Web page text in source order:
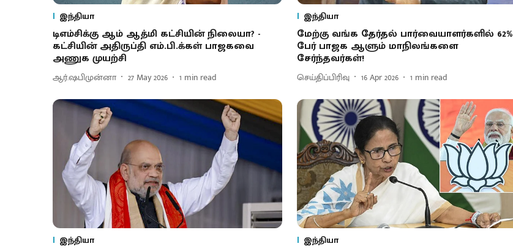
இந்தியா
டிஎம்சிக்கு ஆம் ஆத்மி கட்சியின் நிலையா? -
கட்சியின் அதிருப்தி எம்.பி.க்கள் பாஜகவை
அணுக முயற்சி
ஆர்.ஷபிமுன்னா 27 May 2026 1 min read
இந்தியா
மேற்கு வங்க தேர்தல் பார்வையாளர்களில் 62%
பேர் பாஜக ஆளும் மாநிலங்களை
சேர்ந்தவர்கள்!
செய்திப்பிரிவு 16 Apr 2026 1 min read
இந்தியா இந்தியா